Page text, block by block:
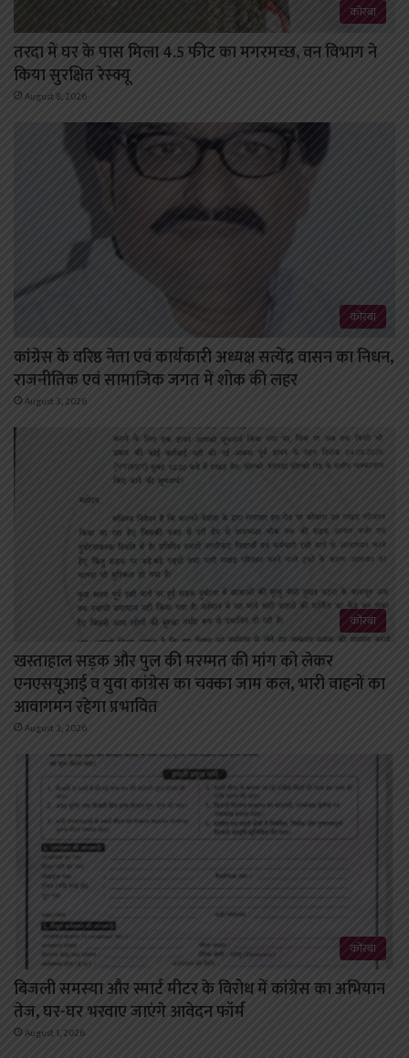
कोरबा
तरदा में घर के पास मिला 4.5 फीट का मगरमच्छ, वन विभाग ने
किया सुरक्षित रेस्क्यू
August 8, 2026
कोरबा
कांग्रेस के वरिष्ठ नेता एवं कार्यकारी अध्यक्ष सत्येंद्र वासन का निधन,
राजनीतिक एवं सामाजिक जगत में शोक की लहर
August 3, 2026
कोरबा
खस्ताहाल सड़क और पुल की मरम्मत की मांग को लेकर
एनएसयूआई व युवा कांग्रेस का चक्का जाम कल, भारी वाहनों का
आवागमन रहेगा प्रभावित
August 3, 2026
कोरबा
बिजली समस्या और स्मार्ट मीटर के विरोध में कांग्रेस का अभियान
तेज, घर-घर भरवाए जाएंगे आवेदन फॉर्म
August 1, 2026